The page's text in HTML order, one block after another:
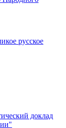
русское
доклад